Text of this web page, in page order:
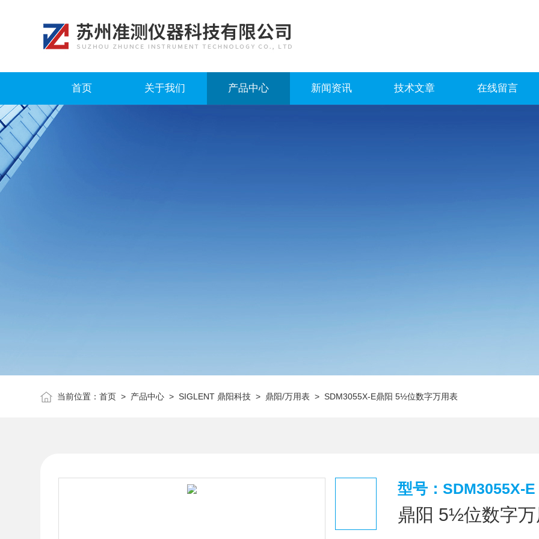
首页 关于我们 产品中心 新闻资讯 技术文章 在线留言
当前位置：首页 > 产品中心 >SIGLENT 鼎阳科技 > 鼎阳/万用表 > SDM3055X-E鼎阳 5½位数字万用表
型号：SDM3055X-E
鼎阳 5½位数字